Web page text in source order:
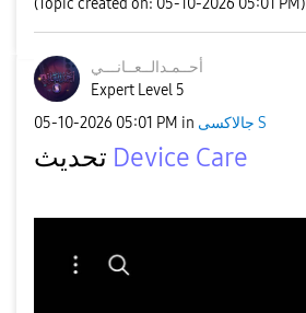
(Topic created on: 05-10-2026 05:01 PM)
أحــمـدالــعــانـــي
Expert Level 5
‎05-10-2026 05:01 PM in جالاكسى S
Device Care